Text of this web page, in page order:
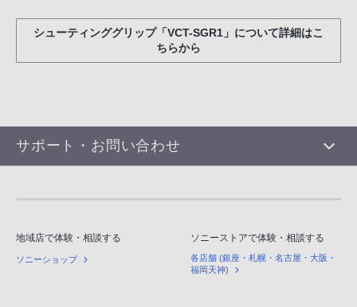
シューティンググリップ「VCT-SGR1」について詳細はこ
ちらから
サポート・お問い合わせ
地域店で体験・相談する
ソニーショップ
ソニーストアで体験・相談する
各店舗 (銀座・札幌・名古屋・大阪・
福岡天神)